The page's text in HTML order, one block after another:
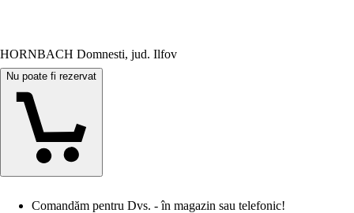
HORNBACH Domnesti, jud. Ilfov
Nu poate fi rezervat
Comandăm pentru Dvs. - în magazin sau telefonic!